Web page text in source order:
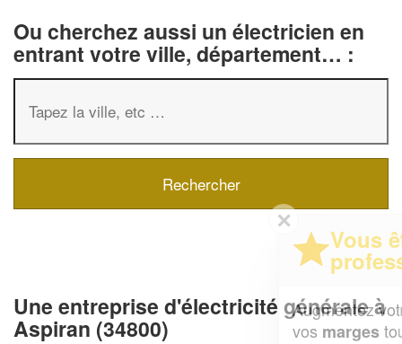
Ou cherchez aussi un électricien en
entrant votre ville, département… :
Une entreprise d'électricité générale à
Aspiran (34800)
professionnel ?
Augmentez votrechiffre d'affaireset
vosmarges
tout en gagnant de